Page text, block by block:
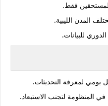
فقط.
المدن الليبية.
للبيانات.
يومي لمعرفة التحديثات.
في المنظومة لتجنب الاستبعاد.